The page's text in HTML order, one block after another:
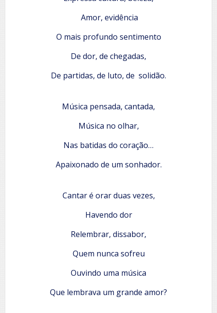
Amor, evidência
O mais profundo sentimento
De dor, de chegadas,
De partidas, de luto, de solidão.
Música pensada, cantada,
Música no olhar,
Nas batidas do coração…
Apaixonado de um sonhador.
Cantar é orar duas vezes,
Havendo dor
Relembrar, dissabor,
Quem nunca sofreu
Ouvindo uma música
Que lembrava um grande amor?